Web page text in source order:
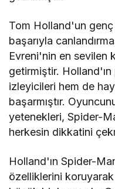
Tom Holland'un
başarıyla
Evreni'nin en sevilen
getirmiştir.
izleyicileri hem de
başarmıştır.
yetenekleri, Spider-
herkesin dikkatini
Holland'ın Spider-
özelliklerini